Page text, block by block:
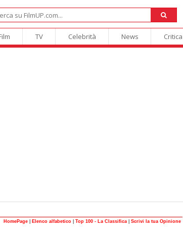
TV Celebrità News Critica
HomePage Elenco alfabetico Top 100 - La Classifica Scrivi la tua Opinione